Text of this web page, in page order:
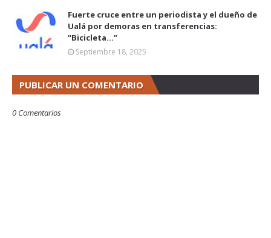
Fuerte cruce entre un periodista y el dueño de
Ualá por demoras en transferencias:
“Bicicleta...”
Septiembre 18, 2025
PUBLICAR UN COMENTARIO
0 Comentarios